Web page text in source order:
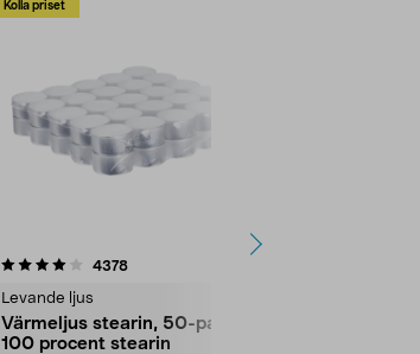
Kolla priset
4378recensioner
Levande ljus
Värmeljus stearin, 50-pack,
100 procent stearin
4.5av 5 stjärnor